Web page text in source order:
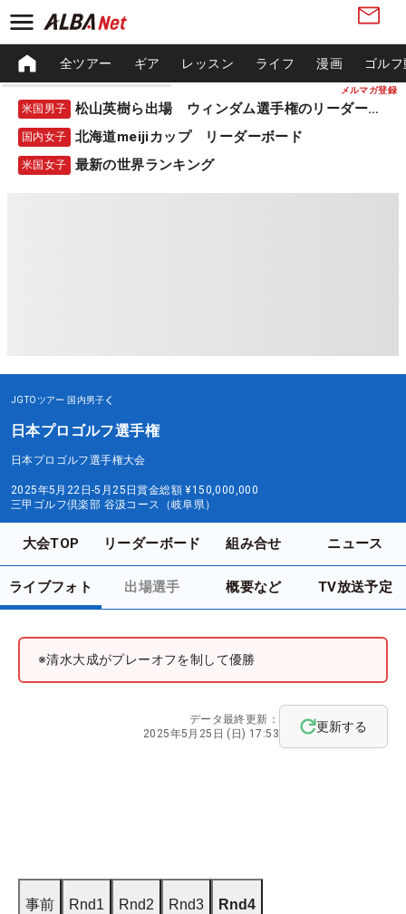
メルマガ登録
全ツアー ギア レッスン ライフ 漫画 ゴル
米国男子 松山英樹ら出場 ウィンダム選手権のリーダーボード
国内女子 北海道meijiカップ リーダーボード
米国女子 最新の世界ランキング
JGTOツアー 国内男子
日本プロゴルフ選手権
日本プロゴルフ選手権大会
2025年5月22日-5月25日賞金総額 ¥150,000,000
三甲ゴルフ倶楽部 谷汲コース（岐阜県）
大会TOP リーダーボード 組み合せ ニュース
ライブフォト 出場選手 概要など TV放送予定
※清水大成がプレーオフを制して優勝
データ最終更新：
2025年5月25日 (日) 17:53
更新する
事前 Rnd1 Rnd2 Rnd3 Rnd4